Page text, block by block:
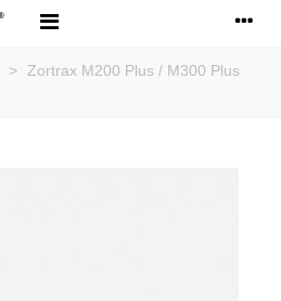
>
Zortrax M200 Plus / M300 Plus